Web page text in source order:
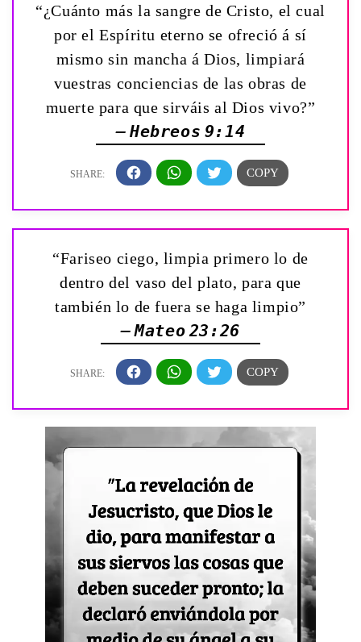
“¿Cuánto más la sangre de Cristo, el cual
por el Espíritu eterno se ofreció á sí
mismo sin mancha á Dios, limpiará
vuestras conciencias de las obras de
muerte para que sirváis al Dios vivo?”
— Hebreos 9:14
“Fariseo ciego, limpia primero lo de
dentro del vaso del plato, para que
también lo de fuera se haga limpio”
— Mateo 23:26